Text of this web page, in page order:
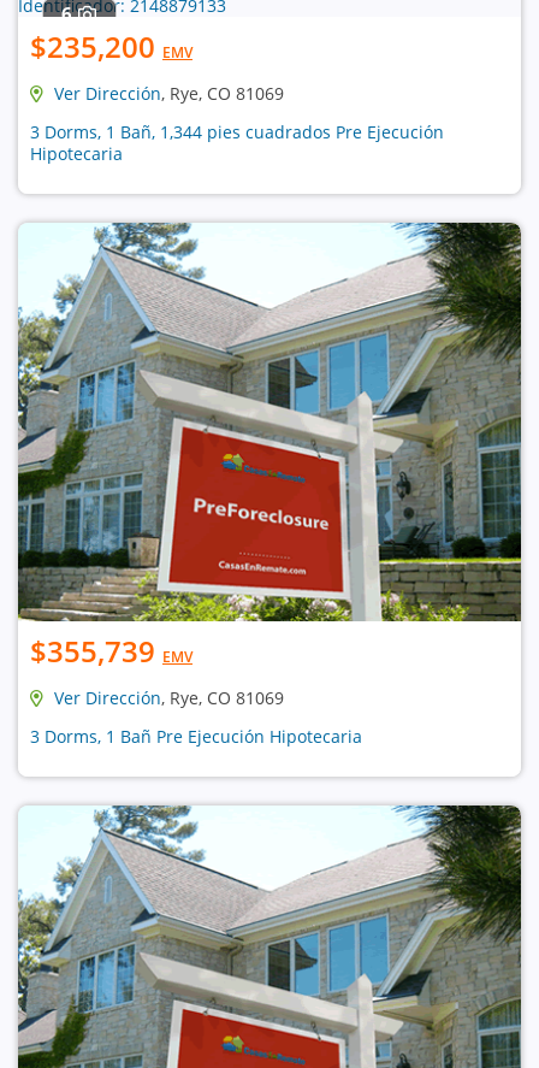
6
$235,200 EMV
Ver Dirección, Rye, CO 81069
3 Dorms, 1 Bañ, 1,344 pies cuadrados Pre Ejecución
Hipotecaria
$355,739 EMV
Ver Dirección, Rye, CO 81069
3 Dorms, 1 Bañ Pre Ejecución Hipotecaria